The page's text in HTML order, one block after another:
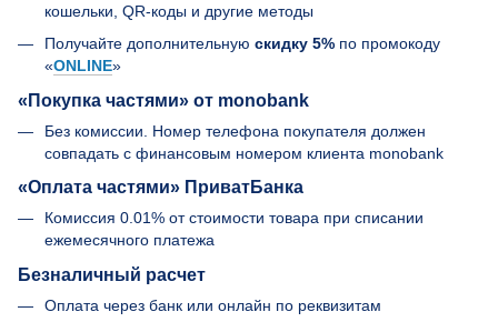
кошельки, QR-коды и другие методы
Получайте дополнительную скидку 5% по промокоду
«ONLINE»
«Покупка частями» от monobank
Без комиссии. Номер телефона покупателя должен
совпадать с финансовым номером клиента monobank
«Оплата частями» ПриватБанка
Комиссия 0.01% от стоимости товара при списании
ежемесячного платежа
Безналичный расчет
Оплата через банк или онлайн по реквизитам